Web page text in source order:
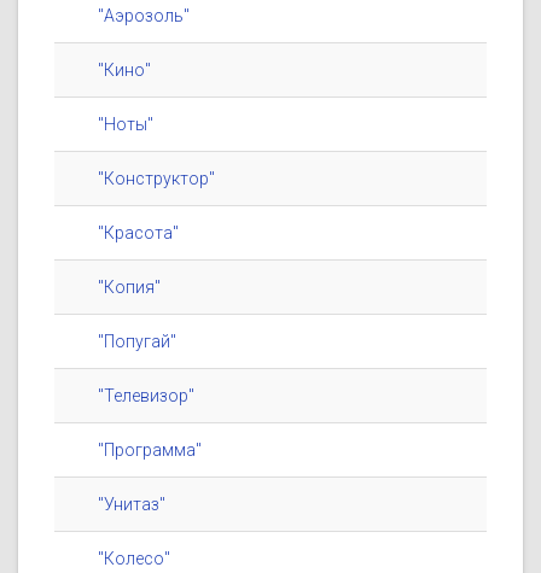
"Аэрозоль"
"Кино"
"Ноты"
"Конструктор"
"Красота"
"Копия"
"Попугай"
"Телевизор"
"Программа"
"Унитаз"
"Колесо"